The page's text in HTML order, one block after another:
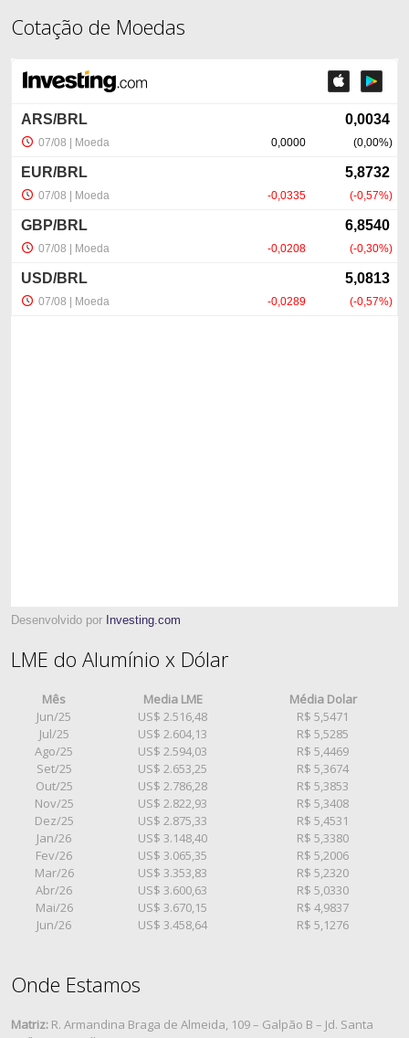
Cotação de Moedas
Desenvolvido por Investing.com
LME do Alumínio x Dólar
Mês Media LME
Média Dolar
Jun/25
US$ 2.516,48
R$ 5,5471
Jul/25
US$ 2.604,13
R$ 5,5285
Ago/25
US$ 2.594,03
R$ 5,4469
Set/25
US$ 2.653,25
R$ 5,3674
Out/25
US$ 2.786,28
R$ 5,3853
Nov/25
US$ 2.822,93
R$ 5,3408
Dez/25
US$ 2.875,33
R$ 5,4531
Jan/26
US$ 3.148,40
R$ 5,3380
Fev/26
US$ 3.065,35
R$ 5,2006
Mar/26
US$ 3.353,83
R$ 5,2320
Abr/26
US$ 3.600,63
R$ 5,0330
Mai/26
US$ 3.670,15
R$ 4,9837
Jun/26
US$ 3.458,64 R$ 5,1276
Onde Estamos
Matriz: R. Armandina Braga de Almeida, 109 – Galpão B – Jd. Santa